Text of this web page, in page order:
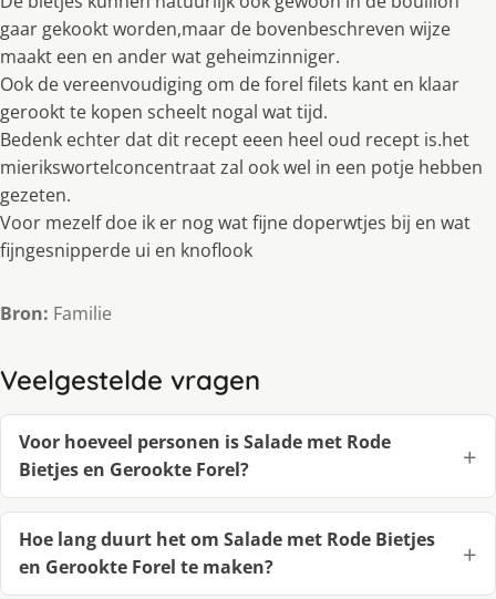
gaar gekookt worden,maar de bovenbeschreven wijze
maakt een en ander wat geheimzinniger.
Ook de vereenvoudiging om de forel filets kant en klaar
gerookt te kopen scheelt nogal wat tijd.
Bedenk echter dat dit recept eeen heel oud recept is.het
mierikswortelconcentraat zal ook wel in een potje hebben
gezeten.
Voor mezelf doe ik er nog wat fijne doperwtjes bij en wat
fijngesnipperde ui en knoflook
Bron: Familie
Veelgestelde vragen
Voor hoeveel personen is Salade met Rode
Bietjes en Gerookte Forel?
Hoe lang duurt het om Salade met Rode Bietjes
en Gerookte Forel te maken?